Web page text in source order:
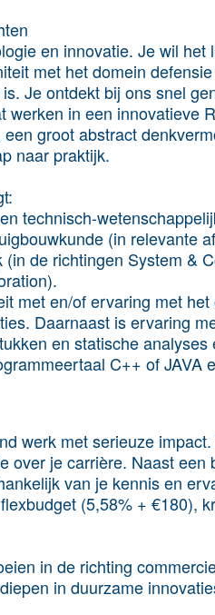
en innovatie. Je wil
met het domein
Je ontdekt bij ons snel
werken in een innovatieve
groot abstract
naar praktijk.
technisch-
(in relevante
de richtingen System &
met en/of ervaring met
Daarnaast is ervaring
en statische analyses
C++ of JAVA
werk met serieuze
over je carrière. Naast
van je kennis en
(5,58% + €180),
in de richting
in duurzame